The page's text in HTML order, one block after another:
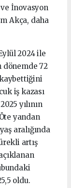
İnovasyon
Akça, daha
2024 ile
dönemde 72
kaybettiğini
iş kazası
yılının
yandan
aralığında
artış
oldu.